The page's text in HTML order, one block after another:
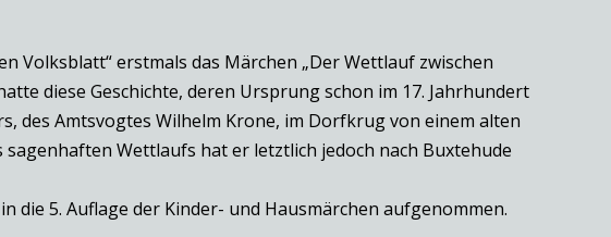
Volksblatt“ erstmals das Märchen „Der Wettlauf zwischen
diese Geschichte, deren Ursprung schon im 17. Jahrhundert
des Amtsvogtes Wilhelm Krone, im Dorfkrug von einem alten
Wettlaufs hat er letztlich jedoch nach Buxtehude
die 5. Auflage der Kinder- und Hausmärchen aufgenommen.